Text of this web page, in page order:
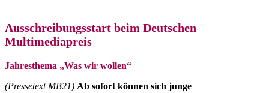
Ausschreibungsstart beim Deutschen
Multimediapreis
Jahresthema „Was wir wollen“
(Pressetext MB21) Ab sofort können sich junge